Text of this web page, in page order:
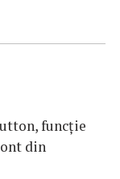
funcţie
din